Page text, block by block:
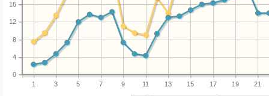
1 3 5 7 9 11 13 15 17 19 21
0
4
8
12
16